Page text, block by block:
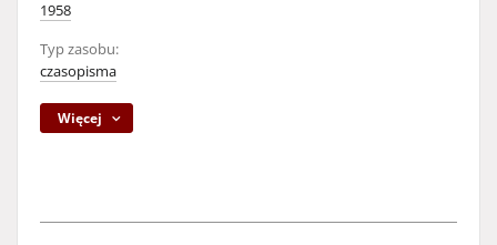
1958
Typ zasobu:
czasopisma
Więcej